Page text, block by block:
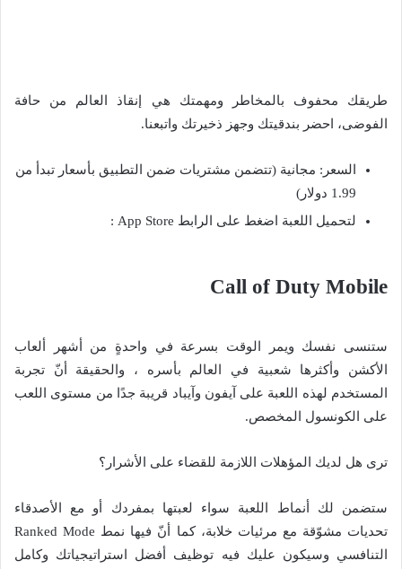
طريقك محفوف بالمخاطر ومهمتك هي إنقاذ العالم من حافة
الفوضى، احضر بندقيتك وجهز ذخيرتك واتبعنا.
السعر: مجانية (تتضمن مشتريات ضمن التطبيق بأسعار تبدأ من
1.99 دولار)
لتحميل اللعبة اضغط على الرابط App Store :
Call of Duty Mobile
ستنسى نفسك ويمر الوقت بسرعة في واحدةٍ من أشهر ألعاب
الأكشن وأكثرها شعبية في العالم بأسره ، والحقيقة أنّ تجربة
المستخدم لهذه اللعبة على آيفون وآيباد قريبة جدًا من مستوى اللعب
على الكونسول المخصص.
ترى هل لديك المؤهلات اللازمة للقضاء على الأشرار؟
ستضمن لك أنماط اللعبة سواء لعبتها بمفردك أو مع الأصدقاء
تحديات مشوّقة مع مرئيات خلابة، كما أنّ فيها نمط Ranked Mode
التنافسي وسيكون عليك فيه توظيف أفضل استراتيجياتك وكامل